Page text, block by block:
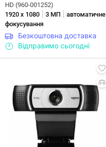
HD (960-001252)
1920 х 1080
3 МП
автоматичне
фокусування
Безкоштовна доставка
Відправимо сьогодні